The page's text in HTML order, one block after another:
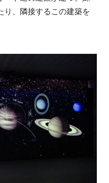
り、隣接するこの建築を